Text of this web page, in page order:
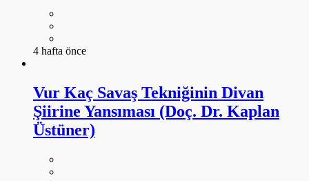
4 hafta önce
Vur Kaç Savaş Tekniğinin Divan
Şiirine Yansıması (Doç. Dr. Kaplan
Üstüner)